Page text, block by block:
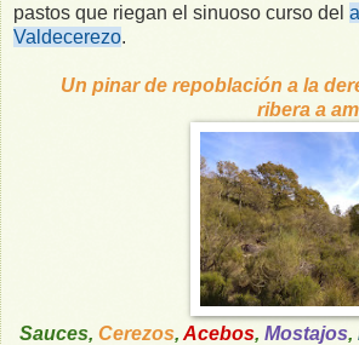
pastos que riegan el sinuoso curso del
Valdecerezo.
Un pinar de repoblación a la
ribera a
Sauces, Cerezos, Acebos, Mostajos,